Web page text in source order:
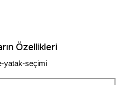
Özellikleri